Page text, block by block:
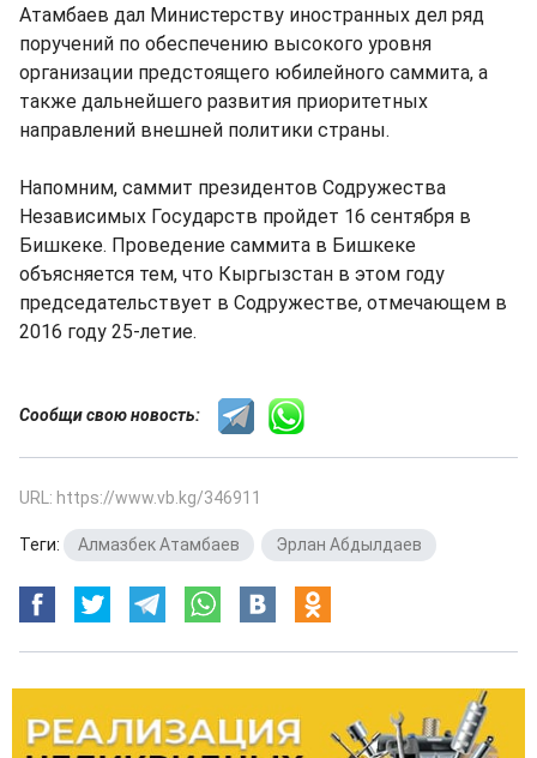
Атамбаев дал Министерству иностранных дел ряд
поручений по обеспечению высокого уровня
организации предстоящего юбилейного саммита, а
также дальнейшего развития приоритетных
направлений внешней политики страны.
Напомним, саммит президентов Содружества
Независимых Государств пройдет 16 сентября в
Бишкеке. Проведение саммита в Бишкеке
объясняется тем, что Кыргызстан в этом году
председательствует в Содружестве, отмечающем в
2016 году 25-летие.
Сообщи свою новость:
URL: https://www.vb.kg/346911
Теги: Алмазбек Атамбаев Эрлан Абдылдаев